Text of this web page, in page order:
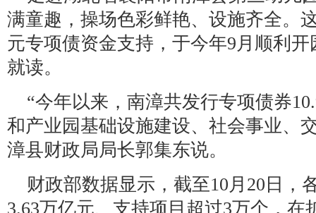
满童趣，操场色彩鲜艳、设施齐全。
元专项债资金支持，于今年9月顺利
就读。
“今年以来，南漳共发行专项债券
和产业园基础设施建设、社会事业、
漳县财政局局长郭集东说。
财政部数据显示，截至10月20日，
3.63万亿元、支持项目超过3万个，在